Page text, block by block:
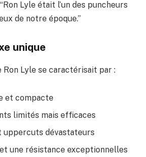
Lyle était l’un des puncheurs
de notre époque.”
unique
Ron Lyle se caractérisait par :
et compacte
limités mais efficaces
uppercuts dévastateurs
une résistance exceptionnelles